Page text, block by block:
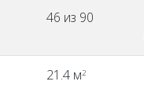
46 из 90
21.4 м2